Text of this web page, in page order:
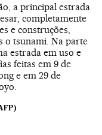
a principal estrada
completamente
e construções,
o tsunami. Na parte
estrada em uso e
feitas em 9 de
e em 29 de